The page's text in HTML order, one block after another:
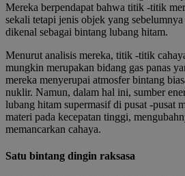
Mereka berpendapat bahwa titik -titik
sekali tetapi jenis objek yang
dikenal sebagai bintang lubang hitam.
Menurut analisis mereka, titik -titik
mungkin merupakan bidang gas panas
mereka menyerupai atmosfer bintang
nuklir. Namun, dalam hal ini, sumber
lubang hitam supermasif di pusat -pusat
materi pada kecepatan tinggi,
memancarkan cahaya.
Satu bintang dingin raksasa